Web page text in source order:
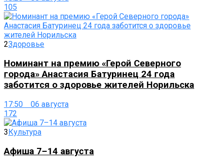
105
2Здоровье
Номинант на премию «Герой Северного
города» Анастасия Батуринец 24 года
заботится о здоровье жителей Норильска
17:50 06 августа
172
3Культура
Афиша 7–14 августа